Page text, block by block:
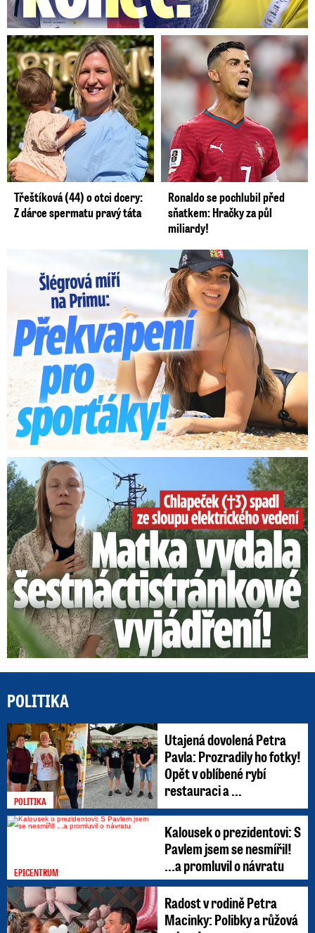
Třeštíková (44) o otci dcery:
Z dárce spermatu pravý táta
Ronaldo se pochlubil před
sňatkem: Hračky za půl
miliardy!
Lucie Šlégrová míří na Primu. Překvapení pro sporťáky!
Smrtelný pád chlapce: Matka vydala vyjádření na 16 stran
POLITIKA
POLITIKA
Utajená dovolená Petra
Pavla: Prozradily ho fotky!
Opět v oblíbené rybí
restauraci a ...
EPICENTRUM
Kalousek o prezidentovi: S
Pavlem jsem se nesmířil!
...a promluvil o návratu
Radost v rodině Petra
Macinky: Polibky a růžová